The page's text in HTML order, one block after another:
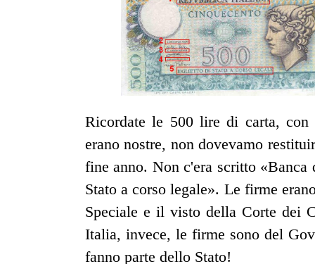
Ricordate le 500 lire di carta,
erano nostre, non dovevamo
fine anno. Non c'era scritto
Stato a corso legale». Le firme
Speciale e il visto della Corte dei
Italia, invece, le firme sono del
fanno parte dello Stato!